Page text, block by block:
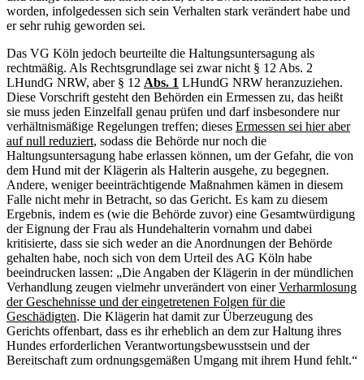
worden, infolgedessen sich sein Verhalten stark verändert habe und
er sehr ruhig geworden sei.
Das VG Köln jedoch beurteilte die Haltungsuntersagung als
rechtmäßig. Als Rechtsgrundlage sei zwar nicht § 12 Abs. 2
LHundG NRW, aber § 12 Abs. 1 LHundG NRW heranzuziehen.
Diese Vorschrift gesteht den Behörden ein Ermessen zu, das heißt
sie muss jeden Einzelfall genau prüfen und darf insbesondere nur
verhältnismäßige Regelungen treffen; dieses Ermessen sei hier aber
auf null reduziert, sodass die Behörde nur noch die
Haltungsuntersagung habe erlassen können, um der Gefahr, die von
dem Hund mit der Klägerin als Halterin ausgehe, zu begegnen.
Andere, weniger beeinträchtigende Maßnahmen kämen in diesem
Falle nicht mehr in Betracht, so das Gericht. Es kam zu diesem
Ergebnis, indem es (wie die Behörde zuvor) eine Gesamtwürdigung
der Eignung der Frau als Hundehalterin vornahm und dabei
kritisierte, dass sie sich weder an die Anordnungen der Behörde
gehalten habe, noch sich von dem Urteil des AG Köln habe
beeindrucken lassen: „Die Angaben der Klägerin in der mündlichen
Verhandlung zeugen vielmehr unverändert von einerVerharmlosung
der Geschehnisse und der eingetretenen Folgen für die
Geschädigten. Die Klägerin hat damit zur Überzeugung des
Gerichts offenbart, dass es ihr erheblich an dem zur Haltung ihres
Hundes erforderlichen Verantwortungsbewusstsein und der
Bereitschaft zum ordnungsgemäßen Umgang mit ihrem Hund fehlt.“